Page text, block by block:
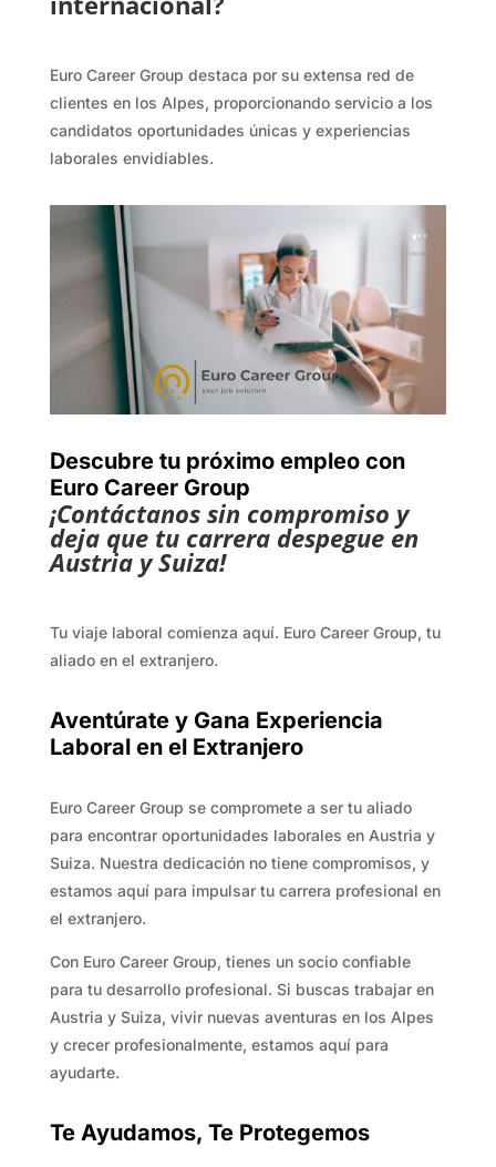
Euro Career Group destaca por su extensa red de
clientes en los Alpes, proporcionando servicio a los
candidatos oportunidades únicas y experiencias
laborales envidiables.
Descubre tu próximo empleo con
Euro Career Group
¡Contáctanos sin compromiso y
deja que tu carrera despegue en
Austria y Suiza!
Tu viaje laboral comienza aquí. Euro Career Group, tu
aliado en el extranjero.
Aventúrate y Gana Experiencia
Laboral en el Extranjero
Euro Career Group se compromete a ser tu aliado
para encontrar oportunidades laborales en Austria y
Suiza. Nuestra dedicación no tiene compromisos, y
estamos aquí para impulsar tu carrera profesional en
el extranjero.
Con Euro Career Group, tienes un socio confiable
para tu desarrollo profesional. Si buscas trabajar en
Austria y Suiza, vivir nuevas aventuras en los Alpes
y crecer profesionalmente, estamos aquí para
ayudarte.
Te Ayudamos, Te Protegemos